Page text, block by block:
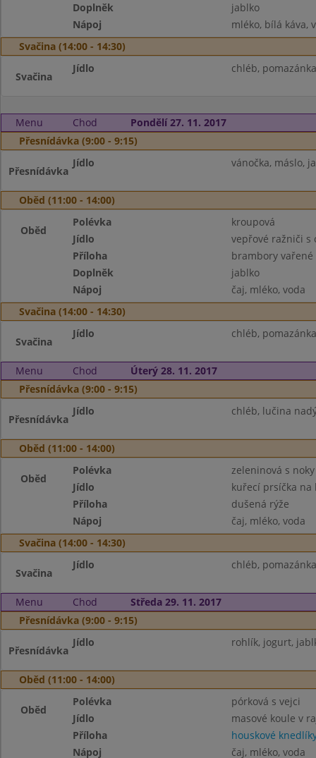
Doplněk
jablko
Nápoj
mléko, bílá káva,
Svačina (14:00 - 14:30)
Svačina
Jídlo chléb,
Menu Chod
Pondělí 27. 11. 2017
Přesnídávka (9:00 - 9:15)
Přesnídávka
Jídlo vánočka, máslo,
Oběd (11:00 - 14:00)
Oběd
Polévka
kroupová
Jídlo
vepřové ražniči s
Příloha
brambory vařené
Doplněk
jablko
Nápoj
čaj, mléko, voda
Svačina (14:00 - 14:30)
Svačina
Jídlo chléb,
Menu Chod
Úterý 28. 11. 2017
Přesnídávka (9:00 - 9:15)
Přesnídávka
Jídlo chléb, lučina
Oběd (11:00 - 14:00)
Oběd
Polévka
zeleninová s noky
Jídlo
kuřecí prsíčka na
Příloha
dušená rýže
Nápoj
čaj, mléko, voda
Svačina (14:00 - 14:30)
Svačina
Jídlo chléb,
Menu Chod
Středa 29. 11. 2017
Přesnídávka (9:00 - 9:15)
Přesnídávka
Jídlo rohlík, jogurt,
Oběd (11:00 - 14:00)
Oběd
Polévka
pórková s vejci
Jídlo
masové koule v
Příloha
houskové
Nápoj
čaj, mléko, voda